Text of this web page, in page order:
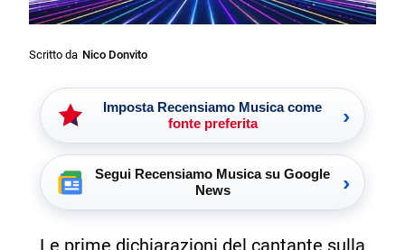
Scritto da Nico Donvito
Imposta Recensiamo Musica come
fonte preferita
›
Segui Recensiamo Musica su Google
News
›
Le prime dichiarazioni del cantante sulla